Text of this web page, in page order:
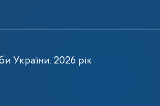
України. 2026 рік